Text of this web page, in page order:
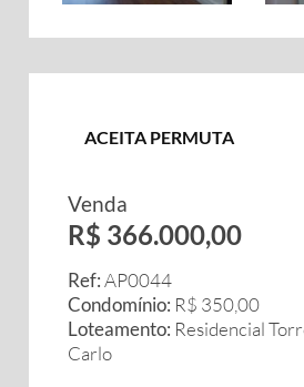
ACEITA PERMUTA
Venda
R$ 366.000,00
Ref:AP0044
Condomínio: R$ 350,00
Loteamento: Residencial
Carlo